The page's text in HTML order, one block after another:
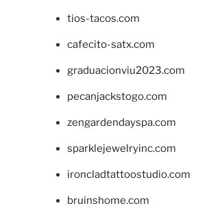
tios-tacos.com
cafecito-satx.com
graduacionviu2023.com
pecanjackstogo.com
zengardendayspa.com
sparklejewelryinc.com
ironcladtattoostudio.com
bruinshome.com